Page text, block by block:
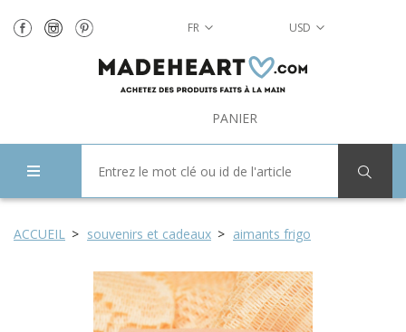
FR USD
PANIER
ACCUEIL souvenirs et cadeaux aimants frigo